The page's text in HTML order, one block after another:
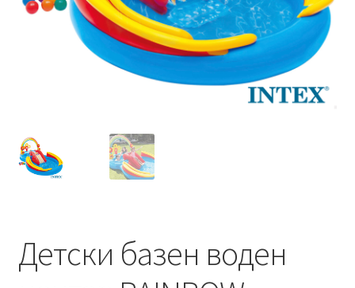
Услови за користење
Детски базен воден